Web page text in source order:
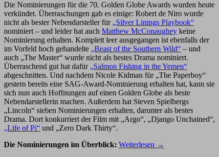
Die Nominierungen für die 70. Golden Globe Awards wurden heute
verkündet. Überraschungen gab es einige: Robert de Niro wurde
nicht als bester Nebendarsteller für „Silver Linings Playbook“
nominiert – und leider hat auch Matthew McConaughey keine
Nominierung erhalten. Komplett leer ausgegangen ist ebenfalls der
im Vorfeld hoch gehandelte „Beast of the Southern Wild“ – und
auch „The Master“ wurde nicht als bestes Drama nominiert.
Überraschend gut hat dafür „Salmon Fishing in the Yemen“
abgeschnitten. Und nachdem Nicole Kidman für „The Paperboy“
gestern bereits eine SAG-Award-Nominierung erhalten hat, kann sie
sich nun auch Hoffnungen auf einen Golden Globe als beste
Nebendarstellerin machen. Außerdem hat Steven Spielbergs
„Lincoln“ sieben Nominierungen erhalten, darunter als bestes
Drama. Dort konkurriert der Film mit „Argo“, „Django Unchained“,
„Life of Pi“ und „Zero Dark Thirty“.
Die Nominierungen im Überblick: Weiterlesen →